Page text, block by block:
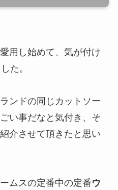
用し始めて、気が付け
た。
ンドの同じカットソー
い事だなと気付き、そ
介させて頂きたと思い
ムスの定番中の定番ウ